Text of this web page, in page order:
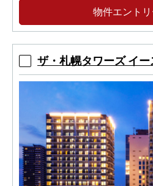
ホテル・病院］
北海道発・長期優良住宅
物件エント
ザ・札幌タワーズ イ